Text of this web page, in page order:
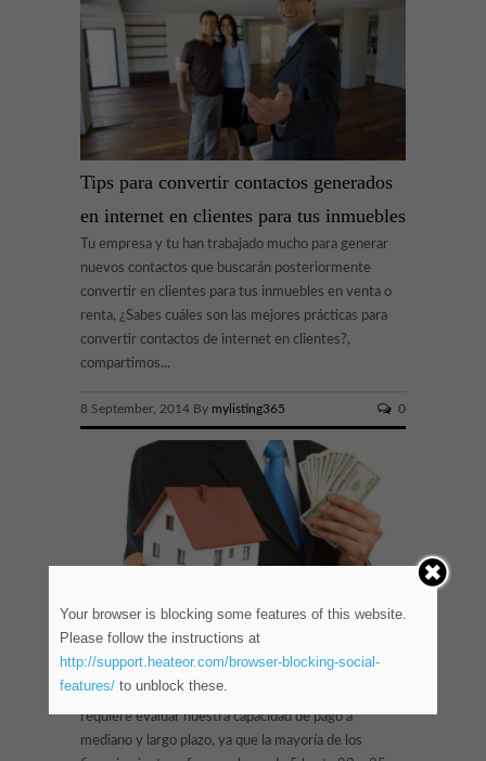
Tips para convertir contactos generados
en internet en clientes para tus inmuebles
Tu empresa y tu han trabajado mucho para generar
nuevos contactos que buscarán posteriormente
convertir en clientes para tus inmuebles en venta o
renta, ¿Sabes cuáles son las mejores prácticas para
convertir contactos de internet en clientes?,
compartimos...
8 September, 2014 By mylisting365 0
8 tips para elegir un crédito hipotecario
Adquirir una casa-habitación mediante un crédito
hipotecario es una decisión muy importante que
requiere evaluar nuestra capacidad de pago a
mediano y largo plazo, ya que la mayoría de los
Your browser is blocking some features of this website.
Please follow the instructions at
http://support.heateor.com/browser-blocking-social-
features/to unblock these.